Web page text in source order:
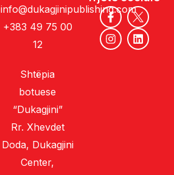
info@dukagjinipublishing.com
+383 49 75 00
12
Shtëpia
botuese
“Dukagjini”
Rr. Xhevdet
Doda, Dukagjini
Center,